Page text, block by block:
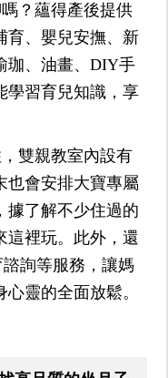
？蘊得產後提供
育、嬰兒安撫、新
珈、油畫、DIY手
學習育兒知識，享
雙親教室內設有
也會安排大寶專屬
據了解不少住過的
這裡玩。此外，還
詢等服務，讓媽
靈的全面放鬆。